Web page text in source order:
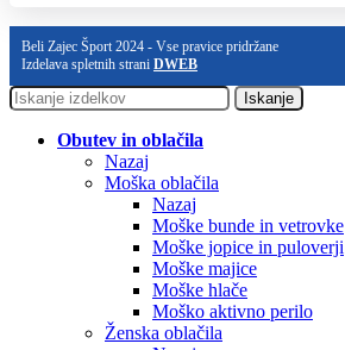
Beli Zajec Šport 2024 - Vse pravice pridržane
Izdelava spletnih strani DWEB
Iskanje
Obutev in oblačila
Nazaj
Moška oblačila
Nazaj
Moške bunde in vetrovke
Moške jopice in puloverji
Moške majice
Moške hlače
Moško aktivno perilo
Ženska oblačila